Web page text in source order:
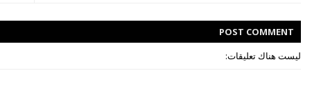
POST COMMENT
ليست هناك تعليقات: